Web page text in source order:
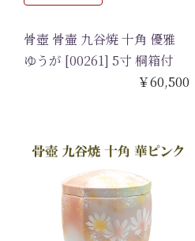
骨壺 骨壷 九谷焼 十角 優雅
ゆうが [00261] 5寸 桐箱付
￥60,500